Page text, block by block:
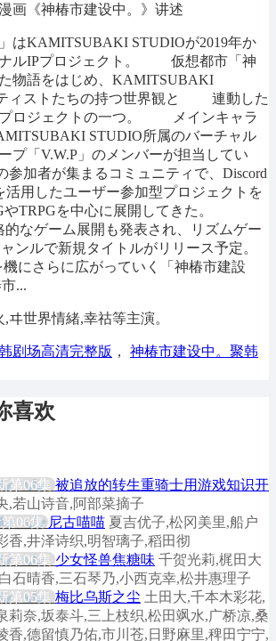
画《神椿市建设中。》讲述
はKAMITSUBAKI STUDIOが2019年か
ナルIPプロジェクト。 仮想都市「神
物語をはじめ、KAMITSUBAKI
ィストたちの持つ世界観と 連動した
プロジェクトの一つ。 メインキャラ
STUDIO所属のバーチャル
プ「V.W.P」のメンバーが担当してい
者が集まるコミュニティで、Discord
活用したユーザー参加型プロジェクトを
TRPGを中心に展開してきた。
的なゲーム展開も発表され、リズムゲー
ンルで新規タイトルがリリース予定。
さらに広がっていく「神椿市建設
...
ヰ世界情緒,幸祜等主演。
剧场高清完整版 ，
神椿市建设中。聚韩
喜欢
第06集 被追放的转生重骑士用游戏知识开
,若山诗音,阿部菜摘子
06集 尼古喵喵 夏吉优子,松冈美里,船户
香,井泽诗织,明智璃子,稻田彻
第06集 少女怪兽焦糖味 千贺光莉,梶田大
石晴香,三石琴乃,小西克幸,松井惠理子
第05集 梅比乌斯之尘 土田大,千本木彩花,
莉奈,坂泰斗,三上枝织,松田飒水,广桥凉,桑
香,德留慎乃佑,市川苍,日野麻里,稗田宁宁,